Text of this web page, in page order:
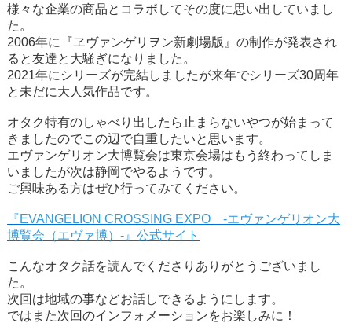
様々な企業の商品とコラボしてその度に思い出していまし
た。
2006年に『ヱヴァンゲリヲン新劇場版』の制作が発表され
ると友達と大騒ぎになりました。
2021年にシリーズが完結しましたが来年でシリーズ30周年
と未だに大人気作品です。
オタク特有のしゃべり出したら止まらないやつが始まって
きましたのでこの辺で自重したいと思います。
エヴァンゲリオン大博覧会は東京会場はもう終わってしま
いましたが次は静岡でやるようです。
ご興味ある方はぜひ行ってみてください。
『EVANGELION CROSSING EXPO -エヴァンゲリオン大
博覧会（エヴァ博）-』公式サイト
こんなオタク話を読んでくださりありがとうございまし
た。
次回は地域の事などお話しできるようにします。
ではまた次回のインフォメーションをお楽しみに！